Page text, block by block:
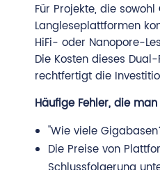
Für Projekte, die
Langleseplattformen
HiFi- oder Nanopore-
Die Kosten dieses
rechtfertigt die
Häufige Fehler, die
"Wie viele
Die Preise von